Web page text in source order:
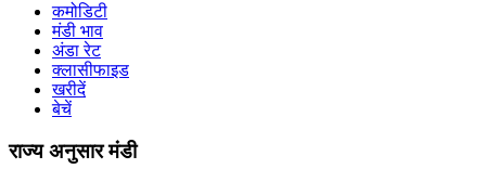
कमोडिटी
मंडी भाव
अंडा रेट
क्लासीफाइड
खरीदें
बेचें
राज्य अनुसार मंडी